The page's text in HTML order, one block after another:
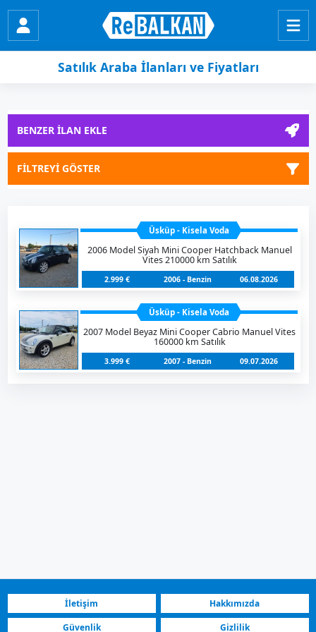
Satılık Araba İlanları ve Fiyatları
BENZER İLAN EKLE
FİLTREYİ GÖSTER
Üsküp - Kisela Voda
2006 Model Siyah Mini Cooper Hatchback Manuel
Vites 210000 km Satılık
2.999 € 2006 - Benzin 06.08.2026
Üsküp - Kisela Voda
2007 Model Beyaz Mini Cooper Cabrio Manuel Vites
160000 km Satılık
3.999 € 2007 - Benzin 09.07.2026
İletişim
Hakkımızda
Güvenlik
Gizlilik